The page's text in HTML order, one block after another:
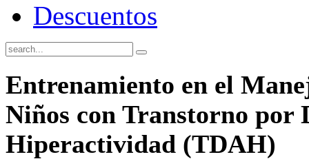
Descuentos
Entrenamiento en el
Niños con Transtorno por
Hiperactividad (TDAH)